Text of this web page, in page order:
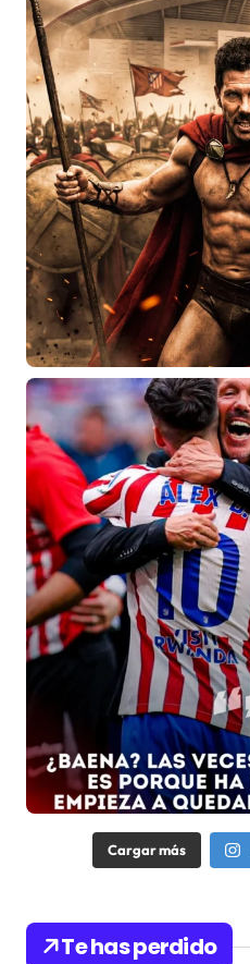
Cargar más
Te has perdido